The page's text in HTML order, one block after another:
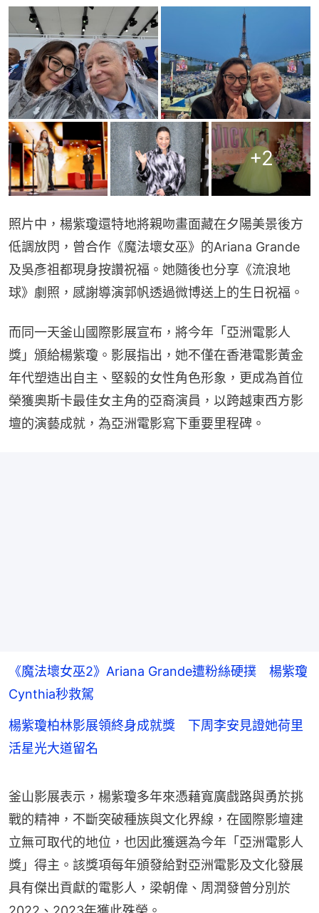
+2
照片中，楊紫瓊還特地將親吻畫面藏在夕陽美景後方
低調放閃，曾合作《魔法壞女巫》的Ariana Grande
及吳彥祖都現身按讚祝福。她隨後也分享《流浪地
球》劇照，感謝導演郭帆透過微博送上的生日祝福。
而同一天釜山國際影展宣布，將今年「亞洲電影人
獎」頒給楊紫瓊。影展指出，她不僅在香港電影黃金
年代塑造出自主、堅毅的女性角色形象，更成為首位
榮獲奧斯卡最佳女主角的亞裔演員，以跨越東西方影
壇的演藝成就，為亞洲電影寫下重要里程碑。
《魔法壞女巫2》Ariana Grande遭粉絲硬撲 楊紫瓊
Cynthia秒救駕
楊紫瓊柏林影展領終身成就獎 下周李安見證她荷里
活星光大道留名
釜山影展表示，楊紫瓊多年來憑藉寬廣戲路與勇於挑
戰的精神，不斷突破種族與文化界線，在國際影壇建
立無可取代的地位，也因此獲選為今年「亞洲電影人
獎」得主。該獎項每年頒發給對亞洲電影及文化發展
具有傑出貢獻的電影人，梁朝偉、周潤發曾分別於